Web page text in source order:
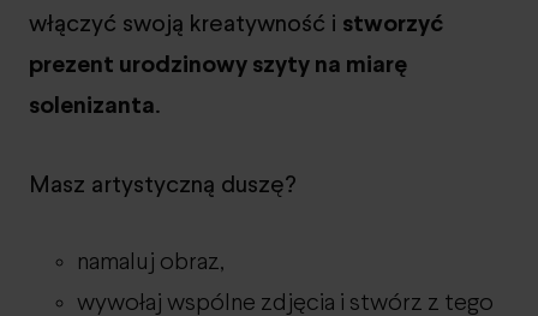
włączyć swoją kreatywność i stworzyć
prezent urodzinowy szyty na miarę
solenizanta.
Masz artystyczną duszę?
namaluj obraz,
wywołaj wspólne zdjęcia i stwórz z tego